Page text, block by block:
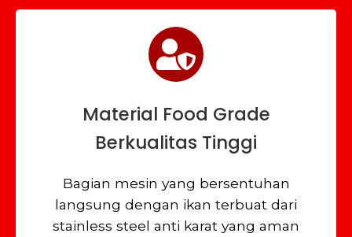
Material Food Grade
Berkualitas Tinggi
Bagian mesin yang bersentuhan
langsung dengan ikan terbuat dari
stainless steel anti karat yang aman